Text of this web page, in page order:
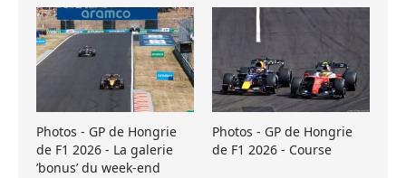
Photos - GP de Hongrie
de F1 2026 - La galerie
’bonus’ du week-end
Photos - GP de Hongrie
de F1 2026 - Course